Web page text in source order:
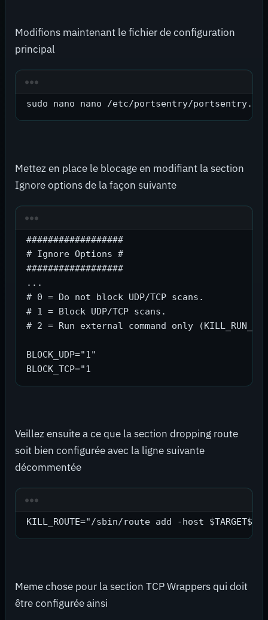
Modifions maintenant le fichier de configuration
principal
sudo nano nano /etc/portsentry/
Mettez en place le blocage en modifiant la section
Ignore options de la façon suivante
##################
# Ignore Options #
##################
...
# 0 = Do not block UDP/TCP scans.
# 1 = Block UDP/TCP scans.
# 2 = Run external command only
BLOCK_UDP="1"
BLOCK_TCP="1
Veillez ensuite a ce que la section dropping route
soit bien configurée avec la ligne suivante
décommentée
KILL_ROUTE="/sbin/route add -host $TARGET$
Meme chose pour la section TCP Wrappers qui doit
être configurée ainsi